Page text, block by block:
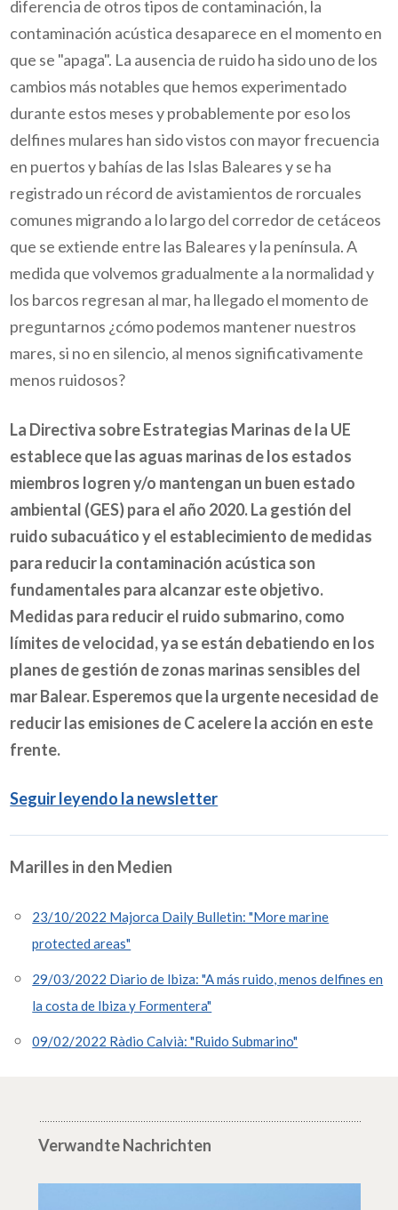
diferencia de otros tipos de contaminación, la
contaminación acústica desaparece en el momento en
que se "apaga". La ausencia de ruido ha sido uno de los
cambios más notables que hemos experimentado
durante estos meses y probablemente por eso los
delfines mulares han sido vistos con mayor frecuencia
en puertos y bahías de las Islas Baleares y se ha
registrado un récord de avistamientos de rorcuales
comunes migrando a lo largo del corredor de cetáceos
que se extiende entre las Baleares y la península. A
medida que volvemos gradualmente a la normalidad y
los barcos regresan al mar, ha llegado el momento de
preguntarnos ¿cómo podemos mantener nuestros
mares, si no en silencio, al menos significativamente
menos ruidosos?
La Directiva sobre Estrategias Marinas de la UE
establece que las aguas marinas de los estados
miembros logren y/o mantengan un buen estado
ambiental (GES) para el año 2020. La gestión del
ruido subacuático y el establecimiento de medidas
para reducir la contaminación acústica son
fundamentales para alcanzar este objetivo.
Medidas para reducir el ruido submarino, como
límites de velocidad, ya se están debatiendo en los
planes de gestión de zonas marinas sensibles del
mar Balear. Esperemos que la urgente necesidad de
reducir las emisiones de C acelere la acción en este
frente.
Seguir leyendo la newsletter
Marilles in den Medien
23/10/2022 Majorca Daily Bulletin: "More marine
protected areas"
29/03/2022 Diario de Ibiza: "A más ruido, menos delfines en
la costa de Ibiza y Formentera"
09/02/2022 Ràdio Calvià: "Ruido Submarino"
Verwandte Nachrichten